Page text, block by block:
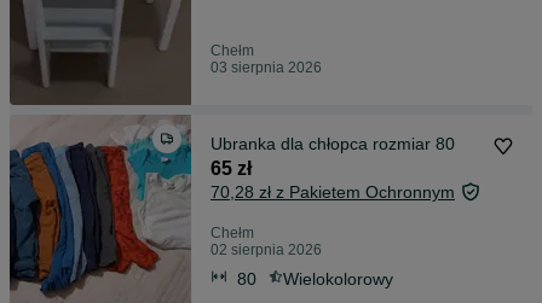
Chełm
03 sierpnia 2026
Ubranka dla chłopca rozmiar 80
65 zł
70,28 zł z Pakietem Ochronnym
Chełm
02 sierpnia 2026
80 Wielokolorowy